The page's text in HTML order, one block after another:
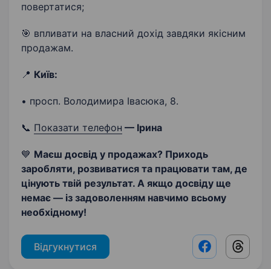
повертатися;
🎯 впливати на власний дохід завдяки якісним
продажам.
📍 Київ:
• просп. Володимира Івасюка, 8.
📞 Показати телефон — Ірина
💙 Маєш досвід у продажах? Приходь
заробляти, розвиватися та працювати там, де
цінують твій результат. А якщо досвіду ще
немає — із задоволенням навчимо всьому
необхідному!
Відгукнутися Facebook